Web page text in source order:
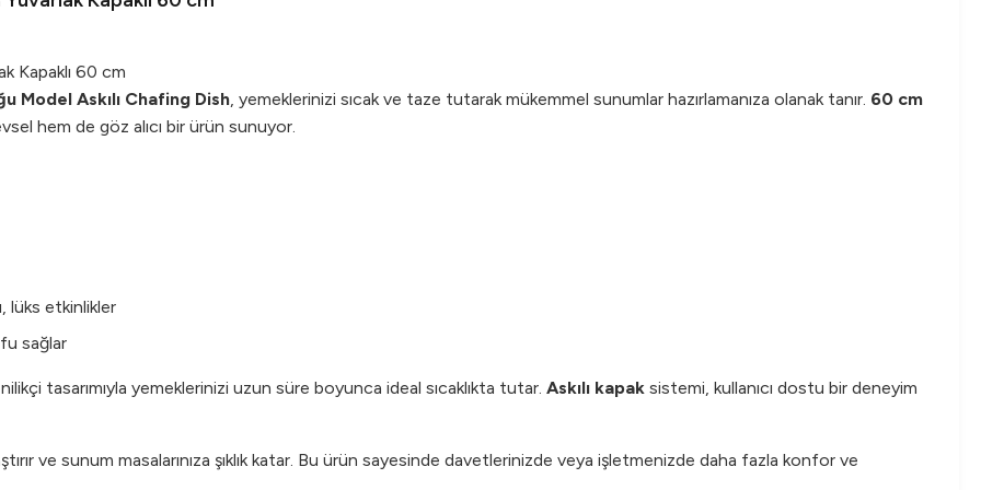
Kapaklı 60 cm
Model Askılı Chafing Dish, yemeklerinizi sıcak ve taze tutarak mükemmel sunumlar hazırlamanıza olanak tanır. 60 cm
hem de göz alıcı bir ürün sunuyor.
lüks etkinlikler
sağlar
tasarımıyla yemeklerinizi uzun süre boyunca ideal sıcaklıkta tutar. Askılı kapak sistemi, kullanıcı dostu bir deneyim
ve sunum masalarınıza şıklık katar. Bu ürün sayesinde davetlerinizde veya işletmenizde daha fazla konfor ve